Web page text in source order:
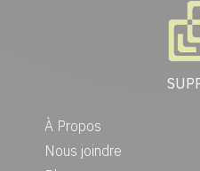
À Propos
Nous joindre